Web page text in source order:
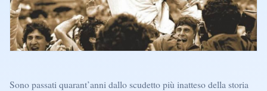
Sono passati quarant’anni dallo scudetto più inatteso della storia